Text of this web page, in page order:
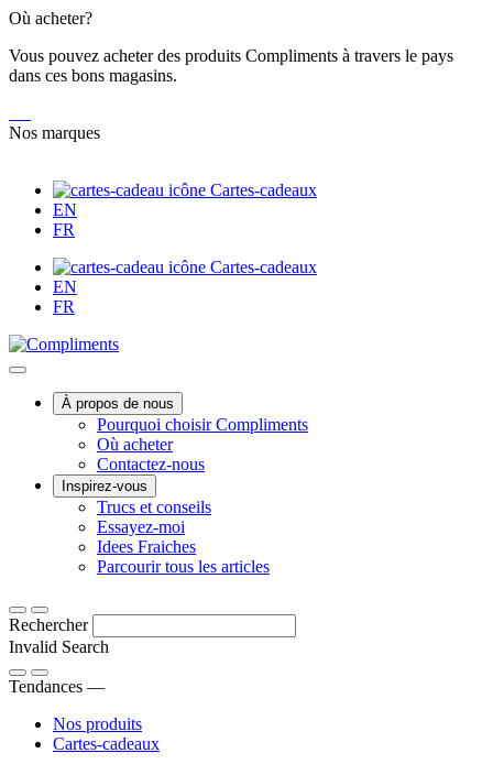
Skip
Content
Où acheter?
Vous pouvez acheter des produits Compliments à travers le pays
dans ces bons magasins.
Nos marques
Cartes-cadeaux
EN
FR
Cartes-cadeaux
EN
FR
MainÀ propos de nous
Pourquoi choisir Compliments
Où acheter
Contactez-nous
Inspirez-vous
Trucs et conseilsDes
et
Essayez-moi
ce
qui
Idees FraichesIdées
fraîches
Parcourir tous les articlesDes
Rechercher
Invalid Search
Submit
Tendances —
Nos produits
Cartes-cadeaux